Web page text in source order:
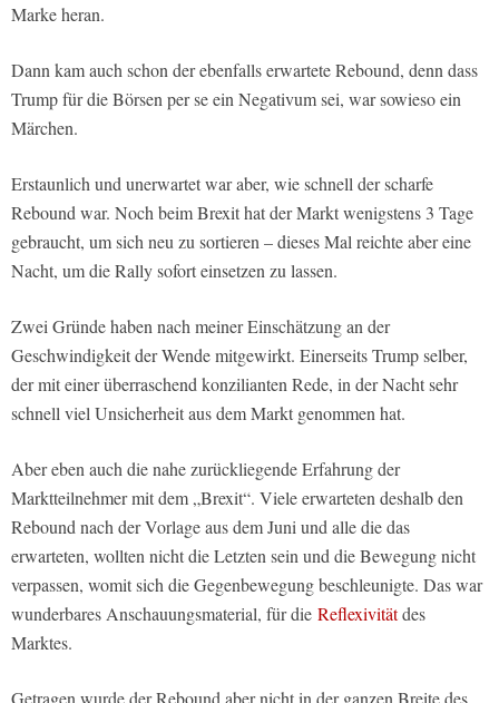
Marke heran.
Dann kam auch schon der ebenfalls erwartete Rebound, denn dass
Trump für die Börsen per se ein Negativum sei, war sowieso ein
Märchen.
Erstaunlich und unerwartet war aber, wie schnell der scharfe
Rebound war. Noch beim Brexit hat der Markt wenigstens 3 Tage
gebraucht, um sich neu zu sortieren – dieses Mal reichte aber eine
Nacht, um die Rally sofort einsetzen zu lassen.
Zwei Gründe haben nach meiner Einschätzung an der
Geschwindigkeit der Wende mitgewirkt. Einerseits Trump selber,
der mit einer überraschend konzilianten Rede, in der Nacht sehr
schnell viel Unsicherheit aus dem Markt genommen hat.
Aber eben auch die nahe zurückliegende Erfahrung der
Marktteilnehmer mit dem „Brexit“. Viele erwarteten deshalb den
Rebound nach der Vorlage aus dem Juni und alle die das
erwarteten, wollten nicht die Letzten sein und die Bewegung nicht
verpassen, womit sich die Gegenbewegung beschleunigte. Das war
wunderbares Anschauungsmaterial, für die Reflexivitätdes
Marktes.
Getragen wurde der Rebound aber nicht in der ganzen Breite des